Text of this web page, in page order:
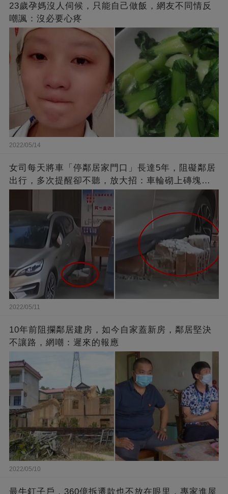
23歲孕媽沒人伺候，只能自己做飯，網友不同情反
嘲諷：沒必要心疼
2022/05/14
女司每天將車「停鄰居家門口」長達5年，阻礙鄰居
出行，多次提醒卻不聽，放大招：車輪砌上磚塊，
2022/05/11
10年前阻攔鄰居建房，如今自家蓋新房，鄰居堅決
不讓路，網嘲：遲來的報應
2022/05/10
最牛釘子戶，360億拆遷款也不放在眼里，專家進屋